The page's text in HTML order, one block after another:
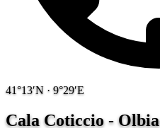
41°13′N · 9°29′E
Cala Coticcio -